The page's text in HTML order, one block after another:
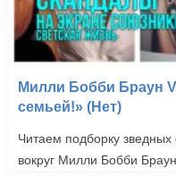
Милли Бобби Браун
семьей!» (Нет)
Читаем подборку
вокруг Милли Бобби